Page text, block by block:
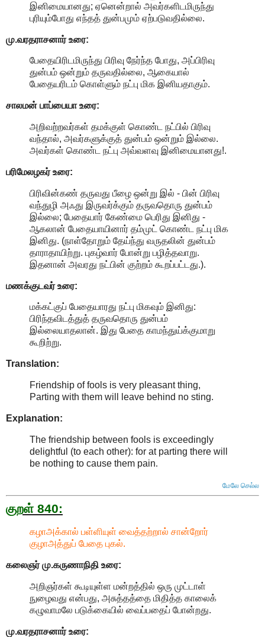
இனிமையானது; ஏனென்றால் அவர்களிடமிருந்து
புரியும்போது எந்தத் துன்பமும் ஏற்படுவதில்லை.
மு.வரதராசனார்உரை:
பேதையிரிடமிருந்து பிரிவு நேர்ந்த போது, அப்பிரிவு
துன்பம் ஒன்றும் தருவதில்லை, ஆகையால்
பேதையரிடம் கொள்ளும் நட்பு மிக இனியதாகும்.
சாலமன் பாப்பையா உரை:
அறிவற்றவர்கள் தமக்குள் கொண்ட நட்பில் பிரிவு
வந்தால், அவர்களுக்குத் துன்பம் ஒன்றும் இல்லை.
அவர்கள் கொண்ட நட்பு அவ்வளவு இனிமையானது!.
பரிமேலழகர் உரை:
பிரிவின்கண் தருவது பீழை ஒன்று இல் - பின் பிரிவு
வந்துழி அஃது இருவர்க்கும் தருவதொரு துன்பம்
இல்லை; பேதையார் கேண்மை பெரிது இனிது -
ஆகலான் பேதையாயினார் தம்முட் கொண்ட நட்பு மிக
இனிது. (நாள்தோறும் தேய்ந்து வருதலின் துன்பம்
தாராதாயிற்று. புகழ்வார் போன்று பழித்தவாறு.
இதனான் அவரது நட்பின் குற்றம் கூறப்பட்டது.).
மணக்குடவர் உரை:
மக்கட்குப் பேதையாரது நட்பு மிகவும் இனிது:
பிரிந்தவிடத்துத் தருவதொரு துன்பம்
இல்லையாதலான். இது பேதை காமந்துய்க்குமாறு
கூறிற்று.
Translation:
Friendship of fools is very pleasant thing,
Parting with them will leave behind no sting.
Explanation:
The friendship between fools is exceedingly
delightful (to each other): for at parting there will
be nothing to cause them pain.
மேலே செல்ல
குறள் 840:
கழாஅக்கால் பள்ளியுள் வைத்தற்றால் சான்றோர்
குழாஅத்துப் பேதை புகல்.
கலைஞர் மு.கருணாநிதி உரை:
அறிஞர்கள் கூடியுள்ள மன்றத்தில் ஒரு முட்டாள்
நுழைவது என்பது, அசுத்தத்தை மிதித்த காலைக்
கழுவாமலே படுக்கையில் வைப்பதைப் போன்றது.
மு.வரதராசனார்உரை: